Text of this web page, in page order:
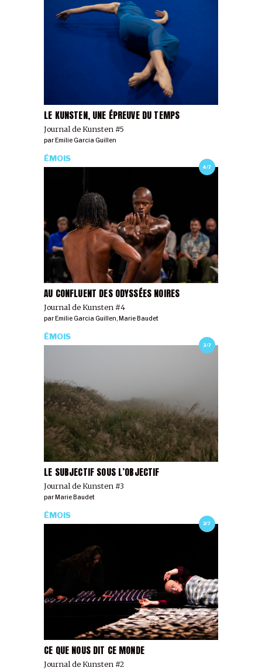
LE KUNSTEN, UNE ÉPREUVE DU TEMPS
Journal de Kunsten #5
par Emilie Garcia Guillen
4/7
AU CONFLUENT DES ODYSSÉES NOIRES
Journal de Kunsten #4
ÉMOIS
par Emilie Garcia Guillen, Marie Baudet
3/7
LE SUBJECTIF SOUS L’OBJECTIF
Journal de Kunsten #3
ÉMOIS
parMarie Baudet
2/7
CE QUE NOUS DIT CE MONDE
Journal de Kunsten #2
ÉMOIS